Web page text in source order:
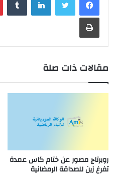
طباعة
مقالات ذات صلة
روبرتاج مصور عن ختام كاس عمدة
تفرغ زين للصداقة الرمضانية